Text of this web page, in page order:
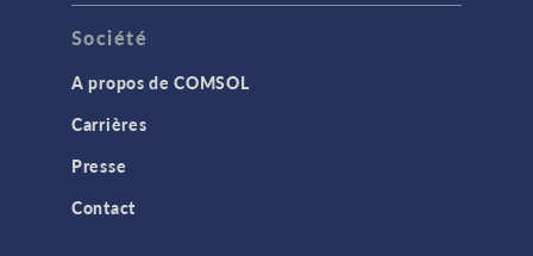
Société
A propos de COMSOL
Carrières
Presse
Contact